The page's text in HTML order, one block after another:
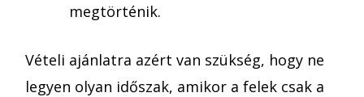
megtörténik.
Vételi ajánlatra azért van szükség, hogy ne
legyen olyan időszak, amikor a felek csak a